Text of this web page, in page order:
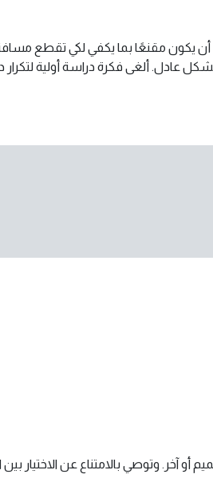
يكون مقنعًا بما يكفي لكي تقطع
عادل. ألغى فكرة دراسة أولية لتكرار
وتوصي بالامتناع عن الاختيار بين